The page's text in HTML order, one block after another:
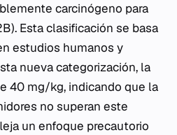
carcinógeno para
Esta clasificación se basa
estudios humanos y
nueva categorización, la
40 mg/kg, indicando que la
no superan este
un enfoque precautorio